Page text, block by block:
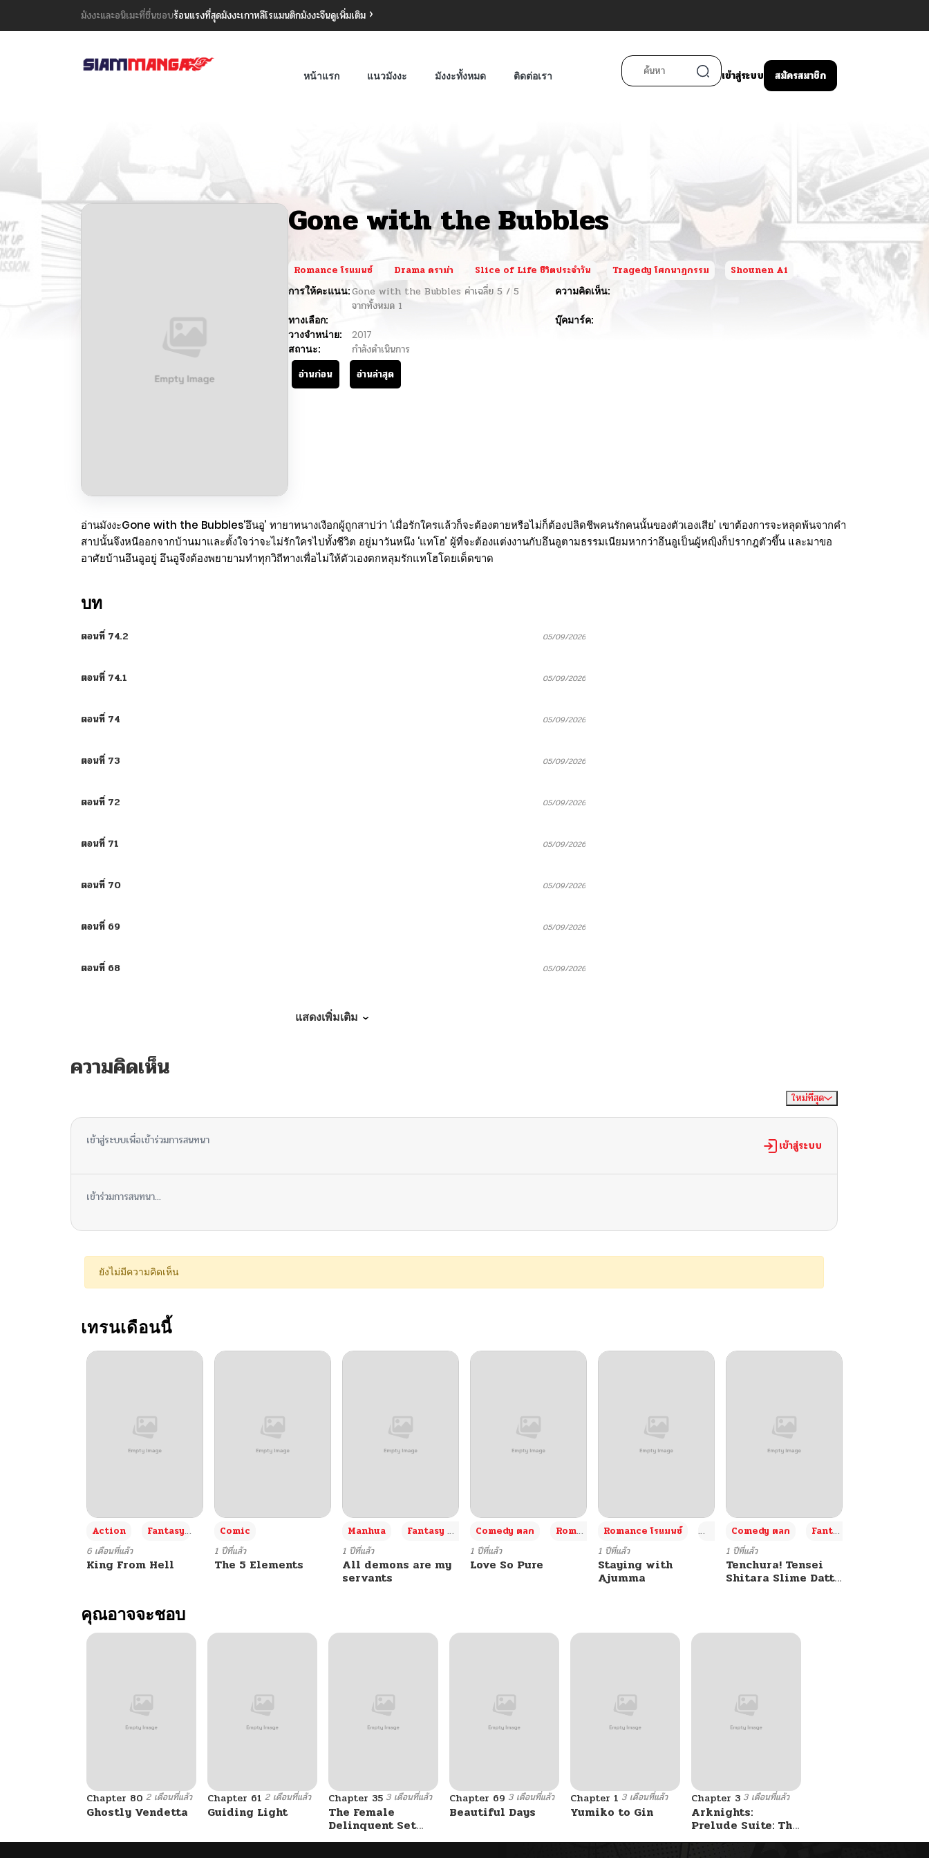
มังงะและอนิเมะที่ชื่นชอบร้อนแรงที่สุดมังงะเกาหลีโรแมนติกมังงะจีนดูเพิ่มเติม
หน้าแรก แนวมังงะ มังงะทั้งหมด ติดต่อเรา เข้าสู่ระบบ สมัครสมาชิก
Gone with the Bubbles
Romance โรแมนซ์ Drama ดราม่า Slice of Life ชีวิตประจำวัน Tragedy โศกนาฏกรรม
Shounen Ai
การให้คะแนน:Gone with the Bubbles ค่าเฉลี่ย 5 / 5
จากทั้งหมด 1
ความคิดเห็น:
ทางเลือก:
บุ๊คมาร์ค:
วางจำหน่าย:
2017
สถานะ:
กำลังดำเนินการ
อ่านก่อน
อ่านล่าสุด
อ่านมังงะGone with the Bubbles‘อึนอู’ ทายาทนางเงือกผู้ถูกสาปว่า ‘เมื่อรักใครแล้วก็จะต้องตายหรือไม่ก็ต้องปลิดชีพคนรักคนนั้นของตัวเองเสีย’ เขาต้องการจะหลุดพ้นจากคำ
สาปนั้นจึงหนีออกจากบ้านมาและตั้งใจว่าจะไม่รักใครไปทั้งชีวิต อยู่มาวันหนึง ‘แทโฮ’ ผู้ที่จะต้องแต่งงานกับอึนอูตามธรรมเนียมหากว่าอึนอูเป็นผู้หญฺิงก็ปรากฎตัวขึ้น และมาขอ
อาศัยบ้านอึนอูอยู่ อึนอูจึงต้องพยายามทำทุกวิถีทางเพื่อไม่ให้ตัวเองตกหลุมรักแทโฮโดยเด็ดขาด
บท
ตอนที่ 74.2 05/09/2026
ตอนที่ 74.1 05/09/2026
ตอนที่ 74 05/09/2026
ตอนที่ 73 05/09/2026
ตอนที่ 72 05/09/2026
ตอนที่ 71 05/09/2026
ตอนที่ 70 05/09/2026
ตอนที่ 69 05/09/2026
ตอนที่ 68 05/09/2026
ตอนที่ 64
ตอนที่ 63 05/09/2026
ตอนที่ 61 05/09/2026
ตอนที่ 55
ตอนที่ 54
ตอนที่ 52 05/09/2026
ตอนที่ 48 05/09/2026
ตอนที่ 47 05/09/2026
แสดงเพิ่มเติม
ความคิดเห็น
ใหม่ที่สุด
เข้าสู่ระบบเพื่อเข้าร่วมการสนทนา เข้าสู่ระบบ
เข้าร่วมการสนทนา...
ยังไม่มีความคิดเห็น
เทรนเดือนนี้
Action Fantasy
6 เดือนที่แล้ว
King From Hell
Comic
1 ปีที่แล้ว
The 5 Elements
Manhua Fantasy แฟนตาซี +3
1 ปีที่แล้ว
All demons are my
servants
Comedy ตลก Romance โรแมนซ์ +4
1 ปีที่แล้ว
Love So Pure
Romance โรแมนซ์ Adult ผู้ใหญ่ +4
1 ปีที่แล้ว
Staying with
Ajumma
Comedy ตลก Fantasy แฟนตาซี
1 ปีที่แล้ว
Tenchura! Tensei
Shitara Slime Datta
คุณอาจจะชอบ
Chapter 80 2 เดือนที่แล้ว
Ghostly Vendetta
Chapter 61 2 เดือนที่แล้ว
Guiding Light
Chapter 35 3 เดือนที่แล้ว
The Female
Delinquent Set
Her Eyes On Me
Chapter 69 3 เดือนที่แล้ว
Beautiful Days
Chapter 1 3 เดือนที่แล้ว
Yumiko to Gin
Chapter 3 3 เดือนที่แล้ว
Arknights:
Prelude Suite: The
Lone Walker